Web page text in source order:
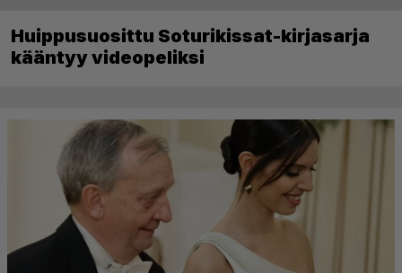
Huippusuosittu Soturikissat-kirjasarja
kääntyy videopeliksi